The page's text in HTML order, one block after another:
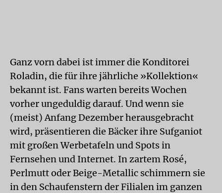
Ganz vorn dabei ist immer die Konditorei
Roladin, die für ihre jährliche »Kollektion«
bekannt ist. Fans warten bereits Wochen
vorher ungeduldig darauf. Und wenn sie
(meist) Anfang Dezember herausgebracht
wird, präsentieren die Bäcker ihre Sufganiot
mit großen Werbetafeln und Spots in
Fernsehen und Internet. In zartem Rosé,
Perlmutt oder Beige-Metallic schimmern sie
in den Schaufenstern der Filialen im ganzen